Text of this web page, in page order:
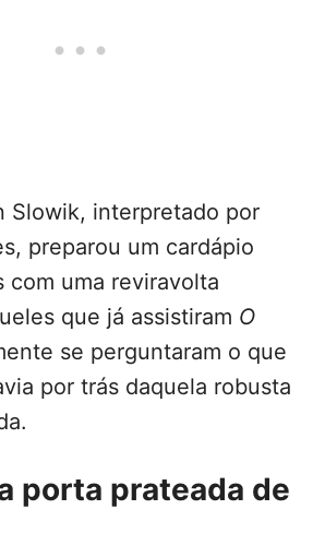
Slowik, interpretado por
preparou um cardápio
com uma reviravolta
que já assistiram O
se perguntaram o que
por trás daquela robusta
porta prateada de